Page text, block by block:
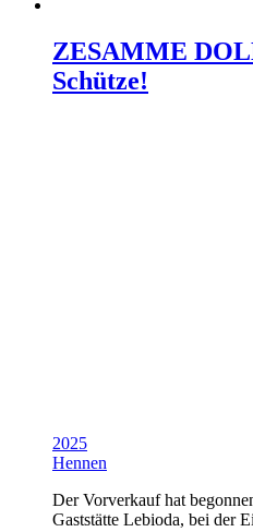
ZESAMME
Schütze!
2025
Hennen
Der Vorverkauf hat
Gaststätte Lebioda, bei der